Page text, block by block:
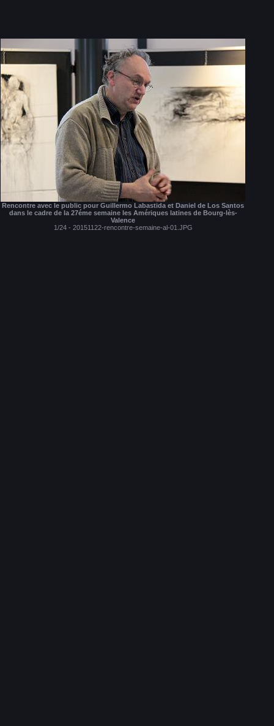
Rencontre avec le public pour Guillermo Labastida et Daniel de Los Santos
dans le cadre de la 27éme semaine les Amériques latines de Bourg-lès-
Valence
1/24 - 20151122-rencontre-semaine-al-01.JPG